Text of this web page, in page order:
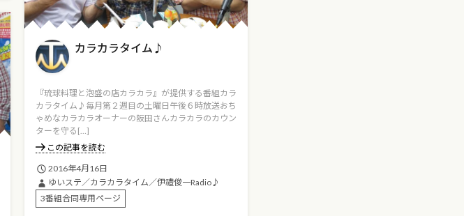
カラカラタイム♪
『琉球料理と泡盛の店カラカラ』が提供する番組カラ
カラタイム♪毎月第２週目の土曜日午後６時放送おち
ゃめなカラカラオーナーの阪田さんカラカラのカウン
ターを守る[…]
この記事を読む
2016年4月16日
ゆいステ／カラカラタイム／伊禮俊一Radio♪
3番組合同専用ページ